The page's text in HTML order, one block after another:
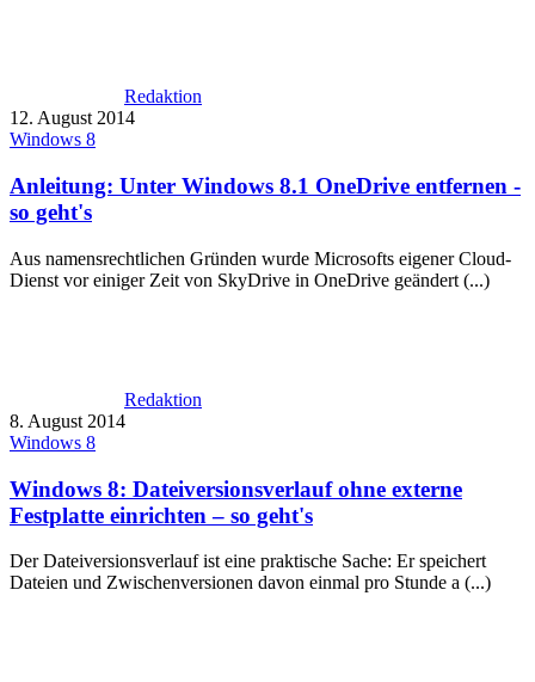
Redaktion
12. August 2014
Windows 8
Anleitung: Unter Windows 8.1 OneDrive entfernen -
so geht's
Aus namensrechtlichen Gründen wurde Microsofts eigener Cloud-
Dienst vor einiger Zeit von SkyDrive in OneDrive geändert (...)
Redaktion
8. August 2014
Windows 8
Windows 8: Dateiversionsverlauf ohne externe
Festplatte einrichten – so geht's
Der Dateiversionsverlauf ist eine praktische Sache: Er speichert
Dateien und Zwischenversionen davon einmal pro Stunde a (...)